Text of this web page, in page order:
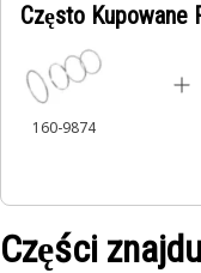
Często Kupowane
160-9874
Części